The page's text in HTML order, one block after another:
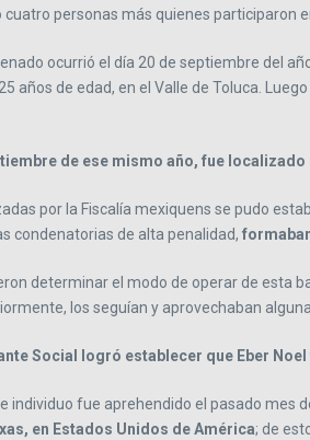
cuatro personas más quienes participaron
ocurrió el día 20 de septiembre del
años de edad, en el Valle de Toluca.
de ese mismo año, fue
por la Fiscalía mexiquens se pudo
condenatorias de alta penalidad,
determinar el modo de operar de esta
los seguían y aprovechaban
Social logró establecer que Eber
individuo fue aprehendido el pasado mes
en Estados Unidos de América; de